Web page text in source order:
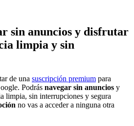
sin anuncios y disfrutar
limpia y sin
de una suscripción premium para
Podrás navegar sin anuncios y
limpia, sin interrupciones y segura
no vas a acceder a ninguna otra